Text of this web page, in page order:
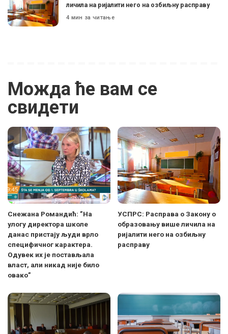
личила на ријалити него на озбиљну расправу
4 мин за читање
Можда ће вам се
свидети
Снежана Романдић: ”На
улогу директора школе
данас пристају људи врло
специфичног карактера.
Одувек их је постављала
власт, али никад није било
овако”
УСПРС: Расправа о Закону о
образовању више личила на
ријалити него на озбиљну
расправу